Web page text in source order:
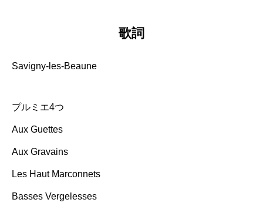
歌詞
Savigny-les-Beaune
プルミエ4つ
Aux Guettes
Aux Gravains
Les Haut Marconnets
Basses Vergelesses